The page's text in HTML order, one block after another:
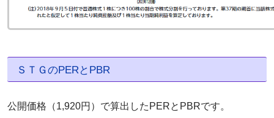
ＳＴＧのPERとPBR
公開価格（1,920円）で算出したPERとPBRです。